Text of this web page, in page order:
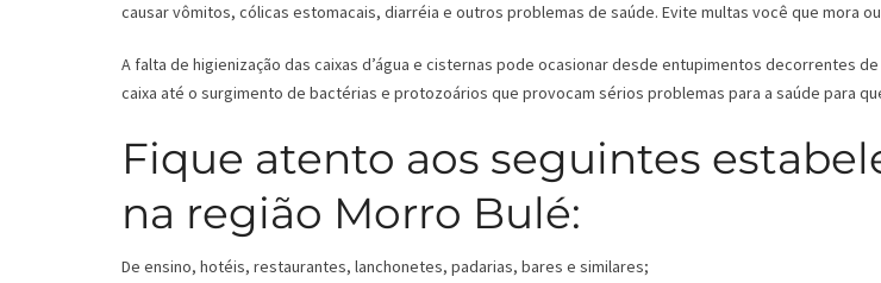
causar vômitos, cólicas estomacais, diarréia e outros problemas de saúde. Evite multas você que mora
A falta de higienização das caixas d’água e cisternas pode ocasionar desde entupimentos decorrentes
caixa até o surgimento de bactérias e protozoários que provocam sérios problemas para a saúde para
Fique atento aos seguintes
na região Morro Bulé:
De ensino, hotéis, restaurantes, lanchonetes, padarias, bares e similares;